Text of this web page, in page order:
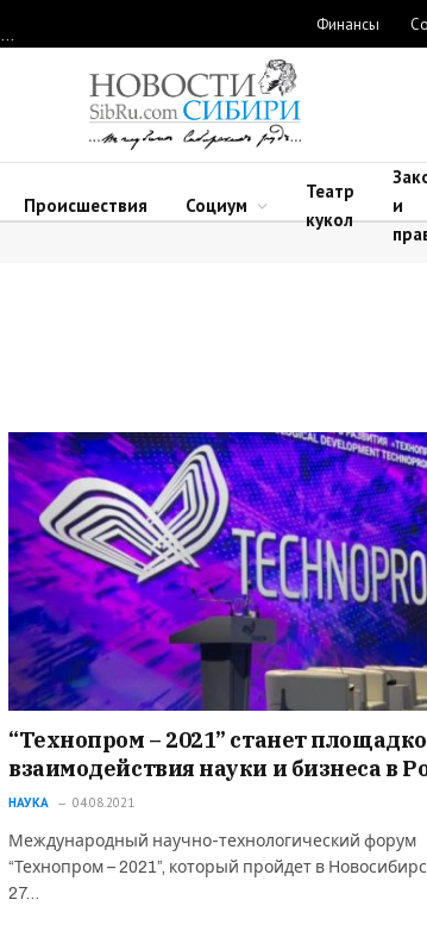
Нарушителей природоохранного законодательства ловят с помощью дронов в Новосибирской области
Финансы
Происшествия Социум
Театр
кукол
и
“Технопром – 2021” станет
взаимодействия науки и бизнеса в
НАУКА 04.08.2021
Международный научно-технологический форум
“Технопром – 2021”, который пройдет в
27…